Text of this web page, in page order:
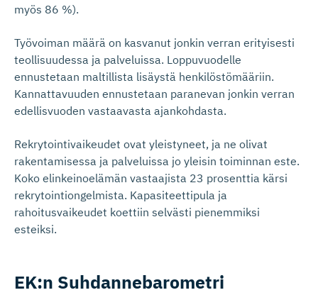
myös 86 %).
Työvoiman määrä on kasvanut jonkin verran erityisesti
teollisuudessa ja palveluissa. Loppuvuodelle
ennustetaan maltillista lisäystä henkilöstömääriin.
Kannattavuuden ennustetaan paranevan jonkin verran
edellisvuoden vastaavasta ajankohdasta.
Rekrytointivaikeudet ovat yleistyneet, ja ne olivat
rakentamisessa ja palveluissa jo yleisin toiminnan este.
Koko elinkeinoelämän vastaajista 23 prosenttia kärsi
rekrytointiongelmista. Kapasiteettipula ja
rahoitusvaikeudet koettiin selvästi pienemmiksi
esteiksi.
EK:n Suhdanneba­rometri